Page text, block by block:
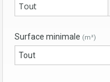
Tout
Surface minimale (m²)